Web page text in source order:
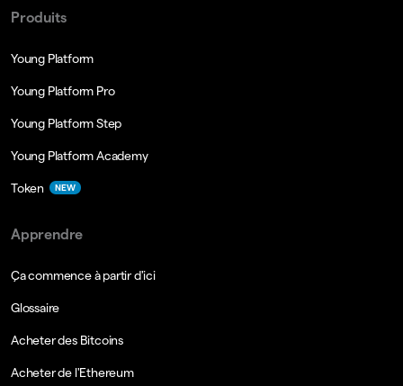
Produits
Young Platform
Young Platform Pro
Young Platform Step
Young Platform Academy
Token NEW
Apprendre
Ça commence à partir d'ici
Glossaire
Acheter des Bitcoins
Acheter de l'Ethereum